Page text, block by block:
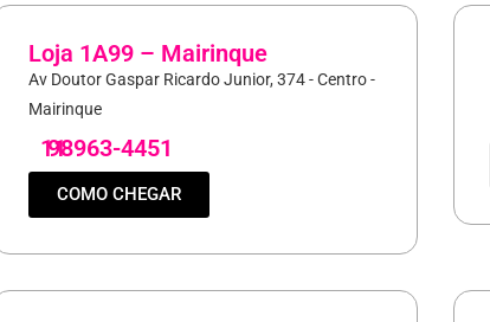
Loja 1A99 – Mairinque
Av Doutor Gaspar Ricardo Junior, 374 - Centro -
Mairinque
11
98963-4451
COMO CHEGAR